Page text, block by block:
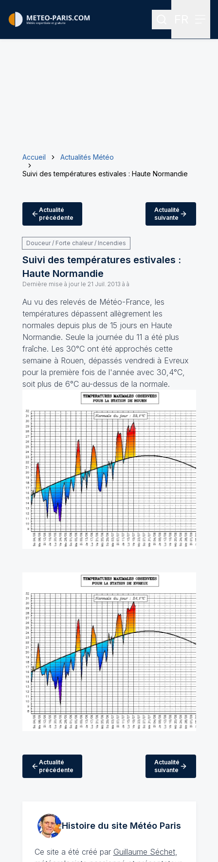
Rechercher
Accueil
Actualités Météo
Suivi des températures estivales : Haute Normandie
Actualité
précédente
Actualité
suivante
Douceur / Forte chaleur / Incendies
Suivi des températures estivales :
Haute Normandie
Dernière mise à jour le 21 Juil. 2013 à à
Au vu des relevés de Météo-France, les
températures dépassent allègrement les
normales depuis plus de 15 jours en Haute
Normandie. Seule la journée du 11 a été plus
fraîche. Les 30°C ont été approchés cette
semaine à Rouen, dépassés vendredi à Evreux
pour la première fois de l'année avec 30,4°C,
soit plus de 6°C au-dessus de la normale.
Actualité
précédente
Actualité
suivante
Histoire du site MétéoParis
Ce site a été créé par Guillaume Séchet,